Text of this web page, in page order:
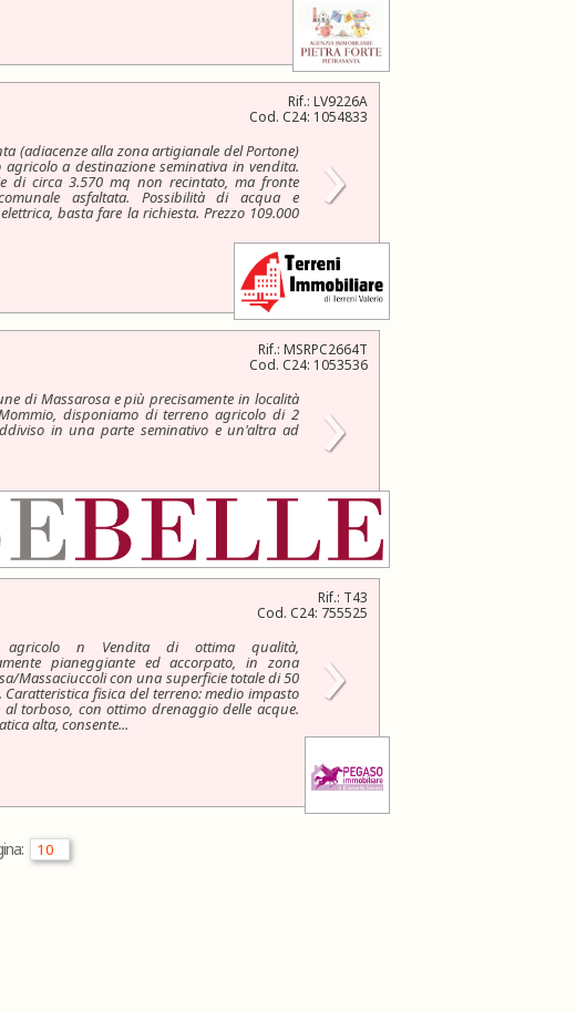
Rif.: LV9226A
Cod. C24: 1054833
(adiacenze alla zona artigianale del Portone)
agricolo a destinazione seminativa in vendita.
di circa 3.570 mq non recintato, ma fronte
asfaltata. Possibilità di acqua e
basta fare la richiesta. Prezzo 109.000 ›
Rif.: MSRPC2664T
Cod. C24: 1053536
di Massarosa e più precisamente in località
disponiamo di terreno agricolo di 2
in una parte seminativo e un'altra ad ›
Rif.: T43
Cod. C24: 755525
agricolo n Vendita di ottima qualità,
pianeggiante ed accorpato, in zona
Massaciuccoli con una superficie totale di 50
Caratteristica fisica del terreno: medio impasto
al torboso, con ottimo drenaggio delle acque.
alta, consente... ›